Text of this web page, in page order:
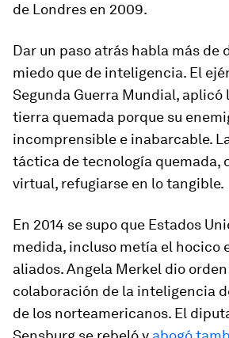
de Londres en 2009.
Dar un paso atrás habla más de
miedo que de inteligencia. El
Segunda Guerra Mundial,
tierra quemada porque su
incomprensible e inabarcable.
táctica de tecnología quemada,
virtual, refugiarse en lo tangible.
En 2014 se supo que Estados
medida, incluso metía el hocico
aliados. Angela Merkel dio
colaboración de la inteligencia
de los norteamericanos. El